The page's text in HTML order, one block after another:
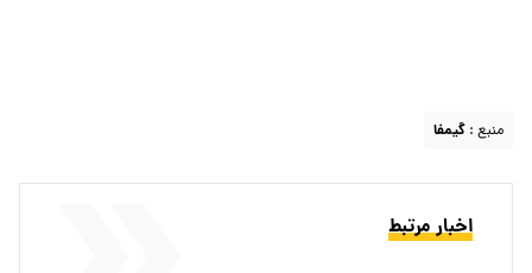
منبع : گیمفا
اخبار مرتبط